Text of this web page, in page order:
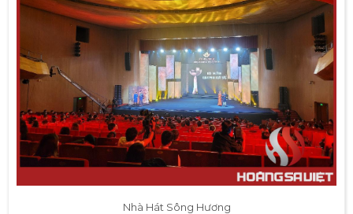
Nhà Hát Sông Hương